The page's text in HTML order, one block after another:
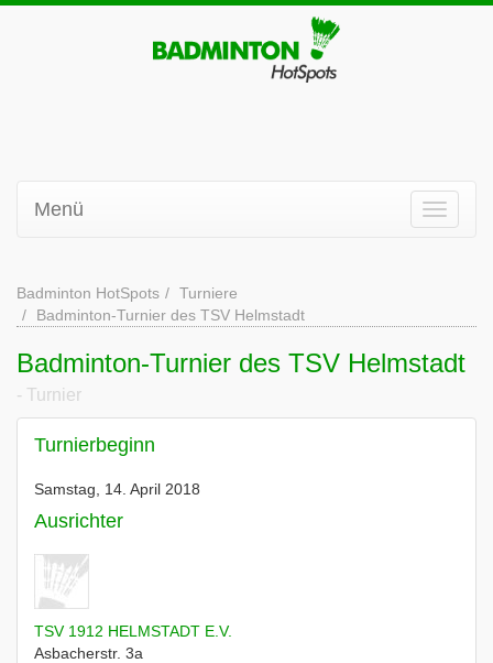
Menü
Badminton HotSpots
Turniere
Badminton-Turnier des TSV Helmstadt
Badminton-Turnier des TSV Helmstadt
- Turnier
Turnierbeginn
Samstag, 14. April 2018
Ausrichter
TSV 1912 HELMSTADT E.V.
Asbacherstr. 3a